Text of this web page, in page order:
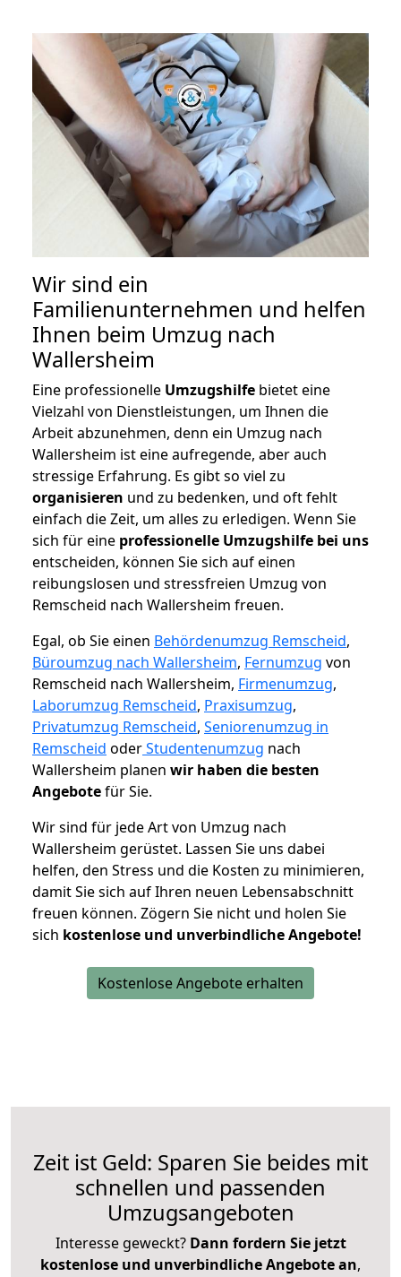
Wir sind ein
Familienunternehmen und helfen
Ihnen beim Umzug nach
Wallersheim
Eine professionelle Umzugshilfe bietet eine
Vielzahl von Dienstleistungen, um Ihnen die
Arbeit abzunehmen, denn ein Umzug nach
Wallersheim ist eine aufregende, aber auch
stressige Erfahrung. Es gibt so viel zu
organisieren und zu bedenken, und oft fehlt
einfach die Zeit, um alles zu erledigen. Wenn Sie
sich für eine professionelle Umzugshilfe bei uns
entscheiden, können Sie sich auf einen
reibungslosen und stressfreien Umzug von
Remscheid nach Wallersheim freuen.
Egal, ob Sie einen Behördenumzug Remscheid,
Büroumzug nach Wallersheim, Fernumzug von
Remscheid nach Wallersheim, Firmenumzug,
Laborumzug Remscheid, Praxisumzug,
Privatumzug Remscheid, Seniorenumzug in
Remscheid oderStudentenumzug nach
Wallersheim planen wir haben die besten
Angebotefür Sie.
Wir sind für jede Art von Umzug nach
Wallersheim gerüstet. Lassen Sie uns dabei
helfen, den Stress und die Kosten zu minimieren,
damit Sie sich auf Ihren neuen Lebensabschnitt
freuen können. Zögern Sie nicht und holen Sie
sich kostenlose und unverbindliche Angebote!
Kostenlose Angebote erhalten
Zeit ist Geld: Sparen Sie beides mit
schnellen und passenden
Umzugsangeboten
Interesse geweckt? Dann fordern Sie jetzt
kostenlose und unverbindliche Angebote an,